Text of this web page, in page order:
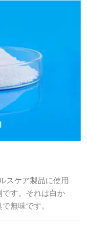
スケア製品に使用
す。それは白か
無味です。